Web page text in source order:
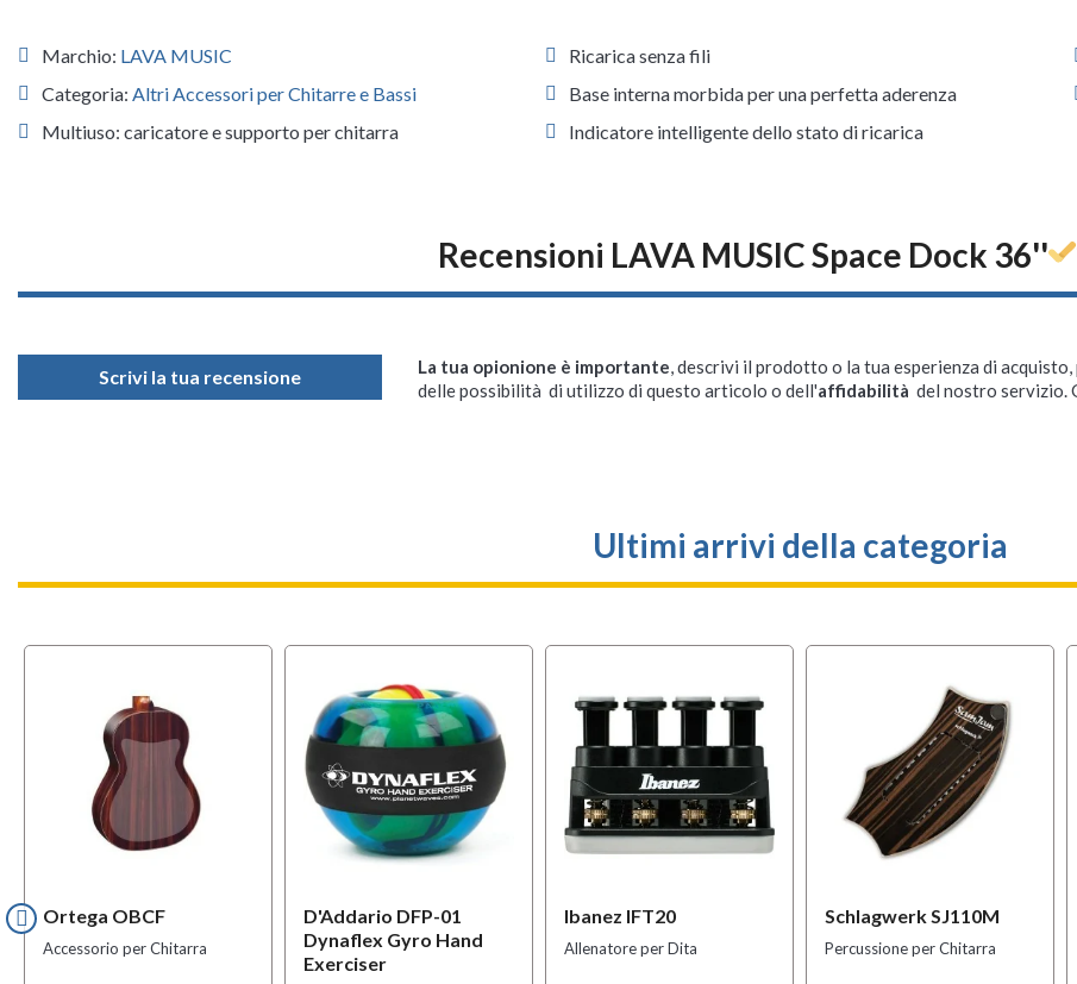
Marchio: LAVA MUSIC
Categoria: Altri Accessori per Chitarre e Bassi
Multiuso: caricatore e supporto per chitarra
Ricarica senza fili
Base interna morbida per una perfetta aderenza
Indicatore intelligente dello stato di ricarica
Recensioni LAVA MUSIC Space Dock 36''
Scrivi la tua recensione La tua opionione è importante, descrivi il prodotto o la tua esperienza di
delle possibilità di utilizzo di questo articolo o dell'affidabilità del nostro servizio.
Ultimi arrivi della categoria
Ortega OBCF
Accessorio per Chitarra
D'Addario DFP-01
Dynaflex Gyro Hand
Exerciser
Ibanez IFT20
Allenatore per Dita
Schlagwerk SJ110M
Percussione per Chitarra